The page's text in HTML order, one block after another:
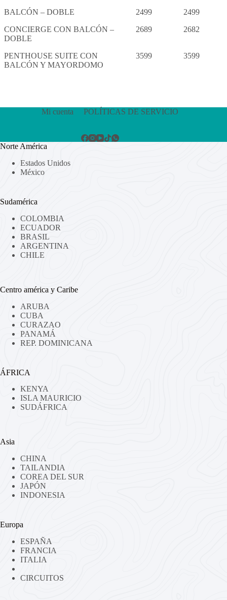
BALCÓN – DOBLE
2499
2499
CONCIERGE CON BALCÓN –
DOBLE
2689 2682
PENTHOUSE SUITE CON
BALCÓN Y MAYORDOMO
3599 3599
Mi cuenta POLÍTICAS DE SERVICIO
Norte América
Estados Unidos
México
Sudamérica
COLOMBIA
ECUADOR
BRASIL
ARGENTINA
CHILE
Centro américa y Caribe
ARUBA
CUBA
CURAZAO
PANAMÁ
REP. DOMINICANA
ÁFRICA
KENYA
ISLA MAURICIO
SUDÁFRICA
Asia
CHINA
TAILANDIA
COREA DEL SUR
JAPÓN
INDONESIA
Europa
ESPAÑA
FRANCIA
ITALIA
CIRCUITOS